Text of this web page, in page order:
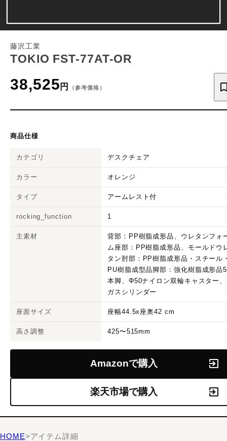
藤沢工業
TOKIO FST-77AT-OR
38,525 円 （参考価格）
商品仕様
カテゴリ デスクチェア
カラー オレンジ
タイプ アームレスト付
rocking_function 1
主素材
背部：PP樹脂成形品、ウレタンフォ
ム座部：PP樹脂成形品、モールドウ
タン肘部：PP樹脂成形品・スチール
PU樹脂成型品脚部：強化樹脂成形品5
本脚、Φ50ナイロン双輪キャスター、
ガスシリンダー
座面サイズ 座幅44.5x座奥42 cm
高さ調整 425〜515mm
Amazonで購入
楽天市場で購入
HOME>アイテム詳細